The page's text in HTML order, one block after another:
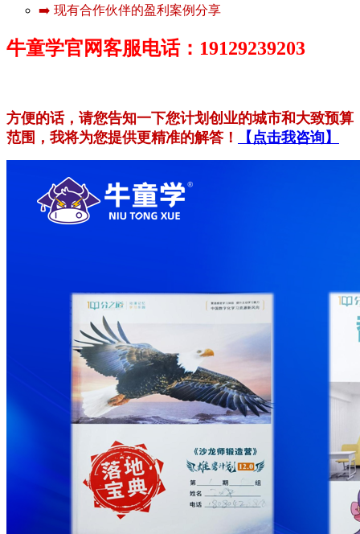
➡️ 现有合作伙伴的盈利案例分享
牛童学官网客服电话：19129239203
方便的话，请您告知一下您计划创业的城市和大致预算
范围，我将为您提供更精准的解答！
【点击我咨询】